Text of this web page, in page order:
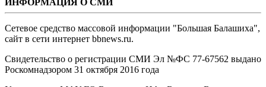
ИНФОРМАЦИЯ О СМИ
Сетевое средство массовой информации "Большая Балашиха",
сайт в сети интернет bbnews.ru.
Свидетельство о регистрации СМИ Эл №ФС ‎77-67562 выдано
Роскомнадзором 31 октября 2016 года